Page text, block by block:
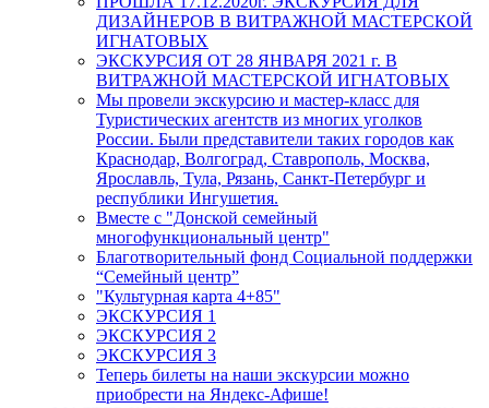
ДИЗАЙНЕРОВ В ВИТРАЖНОЙ МАСТЕРСКОЙ
ИГНАТОВЫХ
ЭКСКУРСИЯ ОТ 28 ЯНВАРЯ 2021 г. В
ВИТРАЖНОЙ МАСТЕРСКОЙ ИГНАТОВЫХ
Мы провели экскурсию и мастер-класс для
Туристических агентств из многих уголков
России. Были представители таких городов как
Краснодар, Волгоград, Ставрополь, Москва,
Ярославль, Тула, Рязань, Санкт-Петербург и
республики Ингушетия.
Вместе с "Донской семейный
многофункциональный центр"
Благотворительный фонд Социальной поддержки
“Семейный центр”
"Культурная карта 4+85"
ЭКСКУРСИЯ 1
ЭКСКУРСИЯ 2
ЭКСКУРСИЯ 3
Теперь билеты на наши экскурсии можно
приобрести на Яндекс-Афише!